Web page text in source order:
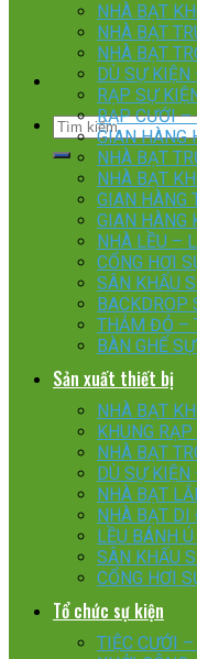
NHÀ BẠT
NHÀ BẠT
NHÀ BẠT
DÙ SỰ KIỆN
RẠP SỰ
RẠP CƯỚI
GIAN HÀNG
NHÀ BẠT
NHÀ BẠT
GIAN HÀNG
GIAN HÀNG
NHÀ LỀU –
CỔNG HƠI
SÂN KHẤU
BACKDROP
THẢM ĐỎ –
BÀN GHẾ
Sản xuất thiết bị
NHÀ BẠT
KHUNG
NHÀ BẠT
DÙ SỰ KIỆN
NHÀ BẠT
NHÀ BẠT DI
LỀU BÁNH
SÂN KHẤU
CỔNG HƠI
Tổ chức sự kiện
TIỆC CƯỚI